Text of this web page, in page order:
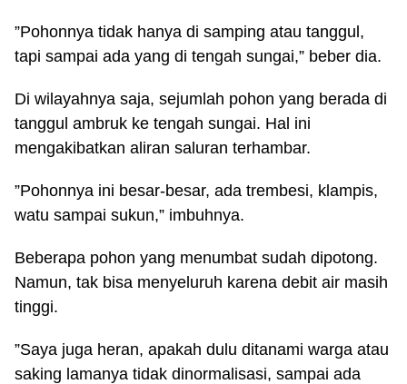
”Pohonnya tidak hanya di samping atau tanggul,
tapi sampai ada yang di tengah sungai,” beber dia.
Di wilayahnya saja, sejumlah pohon yang berada di
tanggul ambruk ke tengah sungai. Hal ini
mengakibatkan aliran saluran terhambar.
”Pohonnya ini besar-besar, ada trembesi, klampis,
watu sampai sukun,” imbuhnya.
Beberapa pohon yang menumbat sudah dipotong.
Namun, tak bisa menyeluruh karena debit air masih
tinggi.
”Saya juga heran, apakah dulu ditanami warga atau
saking lamanya tidak dinormalisasi, sampai ada